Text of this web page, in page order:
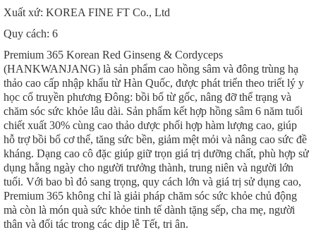
Xuất xứ: KOREA FINE FT Co., Ltd
Quy cách: 6
Premium 365 Korean Red Ginseng & Cordyceps
(HANKWANJANG) là sản phẩm cao hồng sâm và đông trùng hạ
thảo cao cấp nhập khẩu từ Hàn Quốc, được phát triển theo triết lý y
học cổ truyền phương Đông: bồi bổ từ gốc, nâng đỡ thể trạng và
chăm sóc sức khỏe lâu dài. Sản phẩm kết hợp hồng sâm 6 năm tuổi
chiết xuất 30% cùng cao thảo dược phối hợp hàm lượng cao, giúp
hỗ trợ bồi bổ cơ thể, tăng sức bền, giảm mệt mỏi và nâng cao sức đề
kháng. Dạng cao cô đặc giúp giữ trọn giá trị dưỡng chất, phù hợp sử
dụng hằng ngày cho người trưởng thành, trung niên và người lớn
tuổi. Với bao bì đỏ sang trọng, quy cách lớn và giá trị sử dụng cao,
Premium 365 không chỉ là giải pháp chăm sóc sức khỏe chủ động
mà còn là món quà sức khỏe tinh tế dành tặng sếp, cha mẹ, người
thân và đối tác trong các dịp lễ Tết, tri ân.